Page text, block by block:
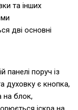
та інших
дві основні
панелі поруч із
духовку є кнопка,
на блок,